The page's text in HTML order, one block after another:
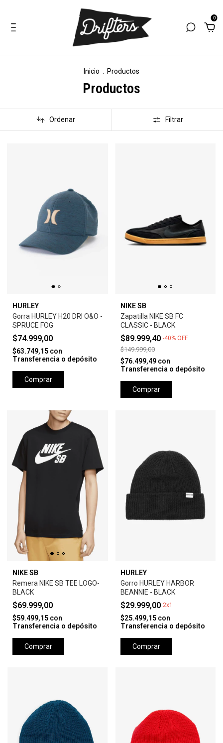
0
Inicio Productos
Productos
Ordenar Filtrar
HURLEY
Gorra HURLEY H20 DRI O&O -
SPRUCE FOG
$74.999,00
$63.749,15 con
Transferencia o depósito
Comprar
NIKE SB
Zapatilla NIKE SB FC
CLASSIC - BLACK
$89.999,40 -40% OFF
$149.999,00
$76.499,49 con
Transferencia o depósito
Comprar
NIKE SB
Remera NIKE SB TEE LOGO-
BLACK
$69.999,00
$59.499,15 con
Transferencia o depósito
Comprar
HURLEY
Gorro HURLEY HARBOR
BEANNIE - BLACK
$29.999,00 2x1
$25.499,15 con
Transferencia o depósito
Comprar